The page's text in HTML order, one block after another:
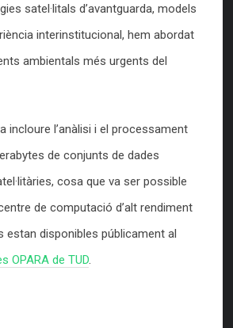
satel·litals d’avantguarda, models
interinstitucional, hem abordat
ambientals més urgents del
incloure l’anàlisi i el processament
de conjunts de dades
cosa que va ser possible
de computació d’alt rendiment
estan disponibles públicament al
OPARA de TUD.